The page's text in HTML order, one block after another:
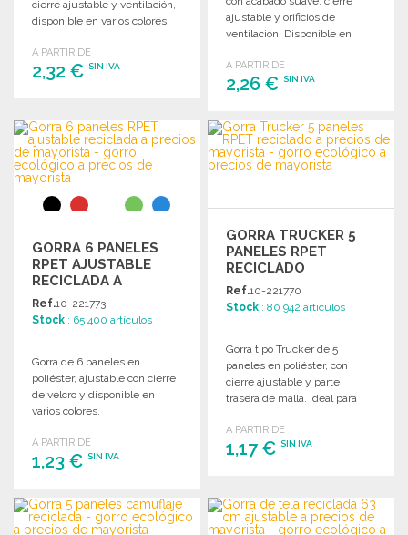
cierre ajustable y ventilación,
disponible en varios colores.
A PARTIR DE
2,32 € SIN IVA
Solicitar un presupuesto
ajustable y orificios de
ventilación. Disponible en
A PARTIR DE
2,26 €SIN IVA
PEDIR
Solicitar un presupuesto
GORRA 6 PANELES
RPET AJUSTABLE
RECICLADA A
PRECIOS DE
MAYORISTA
Ref.10-221773
Stock : 65 400 artículos
Gorra de 6 paneles en
poliéster, ajustable con cierre
de velcro y disponible en
varios colores.
A PARTIR DE
1,23 € SIN IVA
PEDIR
Solicitar un presupuesto
GORRA TRUCKER 5
PANELES RPET
RECICLADO
Ref.10-221770
Stock : 80 942 artículos
Gorra tipo Trucker de 5
paneles en poliéster, con
cierre ajustable y parte
trasera de malla. Ideal para
A PARTIR DE
1,17 €SIN IVA
Solicitar un presupuesto